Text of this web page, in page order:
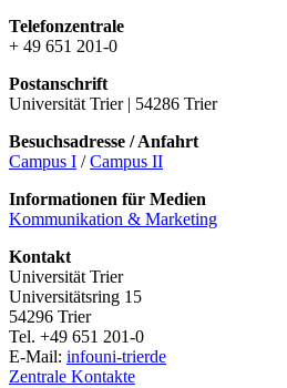
Telefonzentrale
+ 49 651 201-0
Postanschrift
Universität Trier | 54286 Trier
Besuchsadresse / Anfahrt
Campus I /Campus II
Informationen für Medien
Kommunikation & Marketing
Kontakt
Universität Trier
Universitätsring 15
54296 Trier
Tel. +49 651 201-0
E-Mail: infouni-trierde
Zentrale Kontakte